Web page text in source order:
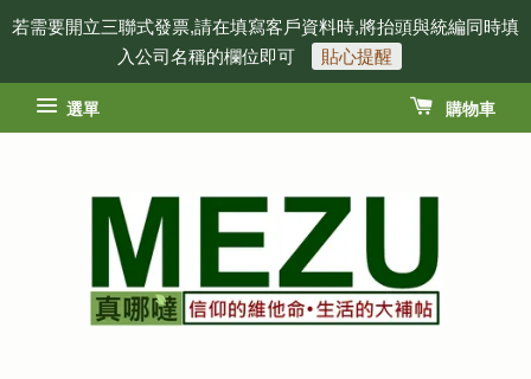
若需要開立三聯式發票,請在填寫客戶資料時,將抬頭與統編同時填
入公司名稱的欄位即可
貼心提醒
選單 購物車